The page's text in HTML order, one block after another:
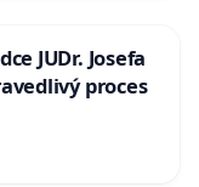
JUDr. Josefa
proces